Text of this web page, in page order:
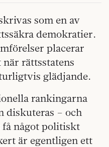
som en av
demokratier.
placerar
rättsstatens
glädjande.
rankingarna
diskuteras – och
få något politiskt
är egentligen ett